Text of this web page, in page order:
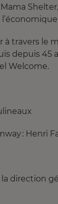
travers le
depuis
Welcome.
: Henri
direction